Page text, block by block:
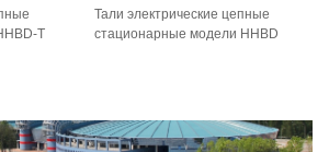
T
Тали электрические цепные
стационарные модели HHBD